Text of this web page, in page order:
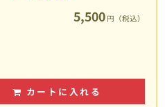
5,500 円（税込）
カートに入れる